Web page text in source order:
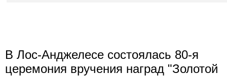
В Лос-Анджелесе состоялась 80-я
церемония вручения наград "Золотой